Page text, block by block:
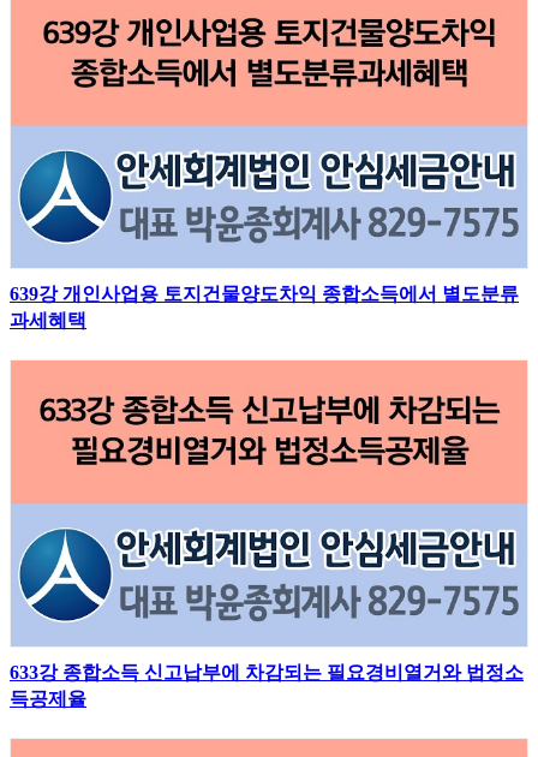
639강 개인사업용 토지건물양도차익 종합소득에서 별도분류
과세혜택
633강 종합소득 신고납부에 차감되는 필요경비열거와 법정소
득공제율